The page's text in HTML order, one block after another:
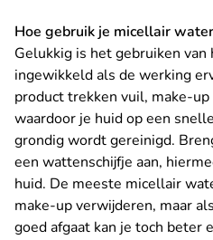
Hoe gebruik je micellair
Gelukkig is het gebruiken
ingewikkeld als de werking
product trekken vuil, make-
waardoor je huid op een
grondig wordt gereinigd.
een wattenschijfje aan,
huid. De meeste micellair
make-up verwijderen, maar
goed afgaat kan je toch beter